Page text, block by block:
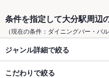
条件を指定して大分駅周辺
（現在の条件：ダイニングバー・バル
ジャンル詳細で絞る
こだわりで絞る